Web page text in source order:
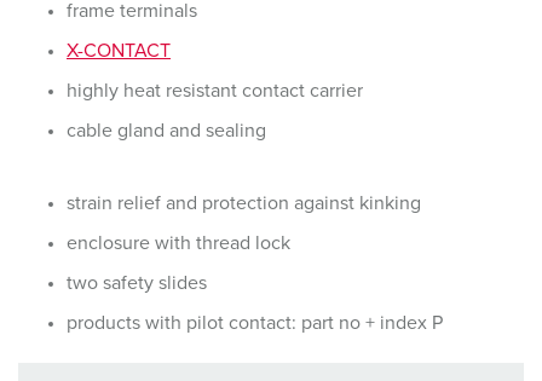
frame terminals
X-CONTACT
highly heat resistant contact carrier
cable gland and sealing
strain relief and protection against kinking
enclosure with thread lock
two safety slides
products with pilot contact: part no + index P